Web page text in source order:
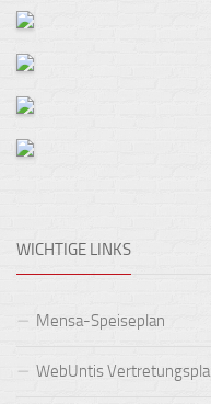
WICHTIGE LINKS
Mensa-Speiseplan
WebUntis